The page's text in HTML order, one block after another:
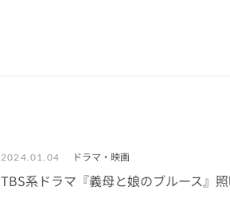
2024.01.04 ドラマ・映画
TBS系ドラマ『義母と娘のブルース』